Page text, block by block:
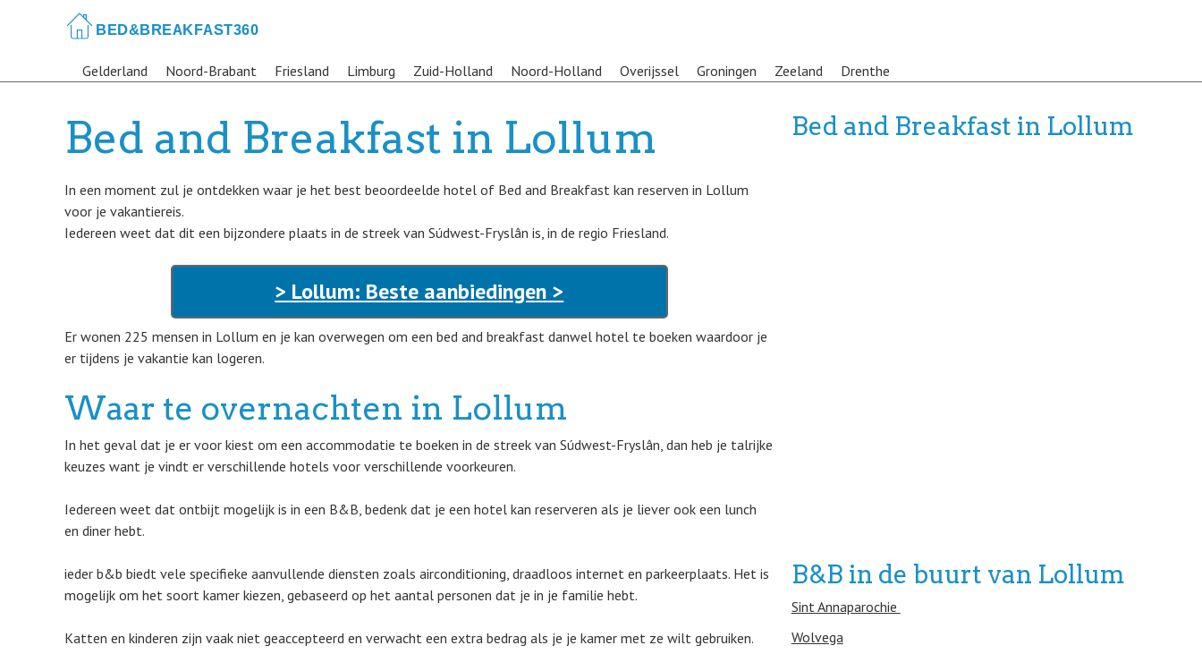
Gelderland Noord-Brabant Friesland Limburg Zuid-Holland Noord-Holland Overijssel Groningen Zeeland Drenthe
Bed and Breakfast in Lollum
In een moment zul je ontdekken waar je het best beoordeelde hotel of Bed and Breakfast kan reserven in Lollum
voor je vakantiereis.
Iedereen weet dat dit een bijzondere plaats in de streek van Súdwest-Fryslân is, in de regio Friesland.
> Lollum: Beste aanbiedingen >
Er wonen 225 mensen in Lollum en je kan overwegen om een bed and breakfast danwel hotel te boeken waardoor je
er tijdens je vakantie kan logeren.
Waar te overnachten in Lollum
In het geval dat je er voor kiest om een accommodatie te boeken in de streek van Súdwest-Fryslân, dan heb je talrijke
keuzes want je vindt er verschillende hotels voor verschillende voorkeuren.
Iedereen weet dat ontbijt mogelijk is in een B&B, bedenk dat je een hotel kan reserveren als je liever ook een lunch
en diner hebt.
ieder b&b biedt vele specifieke aanvullende diensten zoals airconditioning, draadloos internet en parkeerplaats. Het is
mogelijk om het soort kamer kiezen, gebaseerd op het aantal personen dat je in je familie hebt.
Katten en kinderen zijn vaak niet geaccepteerd en verwacht een extra bedrag als je je kamer met ze wilt gebruiken.
Bed and Breakfast in Lollum
B&B in de buurt van Lollum
Sint Annaparochie
Wolvega